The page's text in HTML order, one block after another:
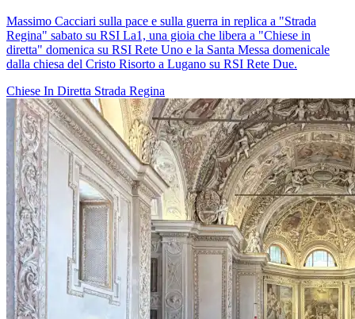
Massimo Cacciari sulla pace e sulla guerra in replica a "Strada
Regina" sabato su RSI La1, una gioia che libera a "Chiese in
diretta" domenica su RSI Rete Uno e la Santa Messa domenicale
dalla chiesa del Cristo Risorto a Lugano su RSI Rete Due.
Chiese In Diretta Strada Regina